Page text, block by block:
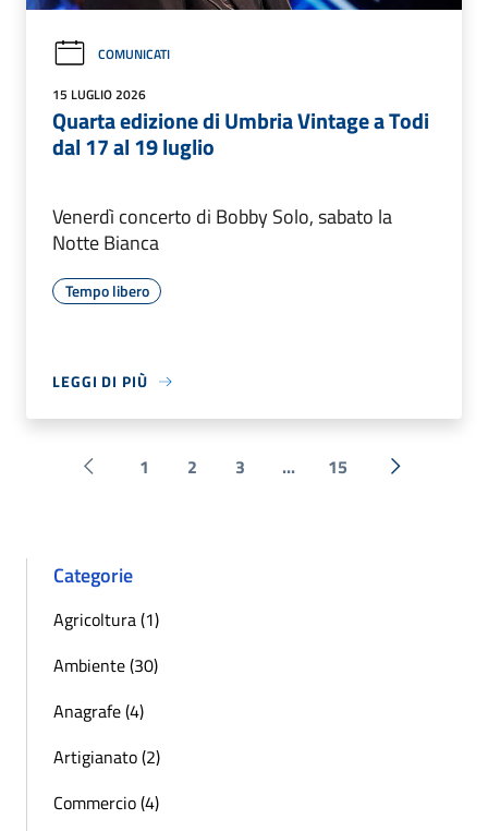
COMUNICATI
15 LUGLIO 2026
Quarta edizione di Umbria Vintage a Todi
dal 17 al 19 luglio
Venerdì concerto di Bobby Solo, sabato la
Notte Bianca
Tempo libero
LEGGI DI PIÙ
Pagina precedente
1 2 3 ... 15 Successiva
Categorie
Agricoltura (1)
Ambiente (30)
Anagrafe (4)
Artigianato (2)
Commercio (4)